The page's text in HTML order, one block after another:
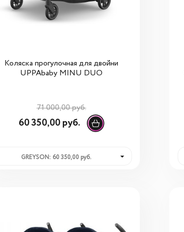
Коляска прогулочная для двойни
UPPAbaby MINU DUO
71 000,00 руб.
60 350,00 руб.
GREYSON: 60 350,00 руб.